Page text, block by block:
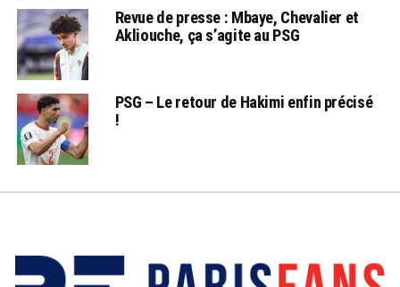
Revue de presse : Mbaye, Chevalier et
Akliouche, ça s’agite au PSG
PSG – Le retour de Hakimi enfin précisé
!